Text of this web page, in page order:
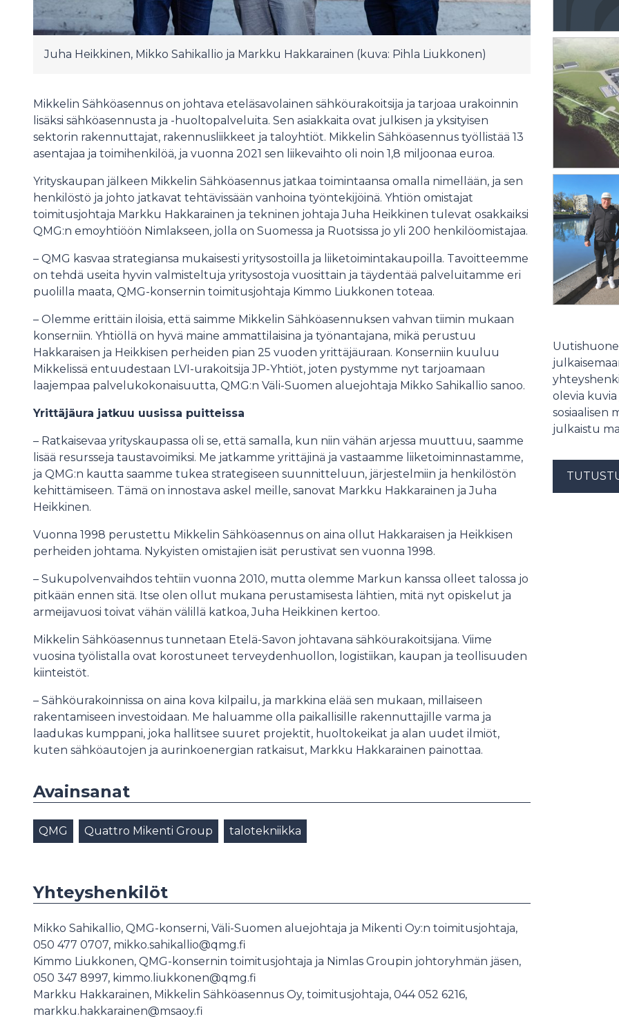
Juha Heikkinen, Mikko Sahikallio ja Markku Hakkarainen (kuva: Pihla Liukkonen)
Mikkelin Sähköasennus on johtava eteläsavolainen sähköurakoitsija ja tarjoaa urakoinnin
lisäksi sähköasennusta ja -huoltopalveluita. Sen asiakkaita ovat julkisen ja yksityisen
sektorin rakennuttajat, rakennusliikkeet ja taloyhtiöt. Mikkelin Sähköasennus työllistää 13
asentajaa ja toimihenkilöä, ja vuonna 2021 sen liikevaihto oli noin 1,8 miljoonaa euroa.
Yrityskaupan jälkeen Mikkelin Sähköasennus jatkaa toimintaansa omalla nimellään, ja sen
henkilöstö ja johto jatkavat tehtävissään vanhoina työntekijöinä. Yhtiön omistajat
toimitusjohtaja Markku Hakkarainen ja tekninen johtaja Juha Heikkinen tulevat osakkaiksi
QMG:n emoyhtiöön Nimlakseen, jolla on Suomessa ja Ruotsissa jo yli 200 henkilöomistajaa.
– QMG kasvaa strategiansa mukaisesti yritysostoilla ja liiketoimintakaupoilla. Tavoitteemme
on tehdä useita hyvin valmisteltuja yritysostoja vuosittain ja täydentää palveluitamme eri
puolilla maata, QMG-konsernin toimitusjohtaja Kimmo Liukkonen toteaa.
– Olemme erittäin iloisia, että saimme Mikkelin Sähköasennuksen vahvan tiimin mukaan
konserniin. Yhtiöllä on hyvä maine ammattilaisina ja työnantajana, mikä perustuu
Hakkaraisen ja Heikkisen perheiden pian 25 vuoden yrittäjäuraan. Konserniin kuuluu
Mikkelissä entuudestaan LVI-urakoitsija JP-Yhtiöt, joten pystymme nyt tarjoamaan
laajempaa palvelukokonaisuutta, QMG:n Väli-Suomen aluejohtaja Mikko Sahikallio sanoo.
Yrittäjäura jatkuu uusissa puitteissa
– Ratkaisevaa yrityskaupassa oli se, että samalla, kun niin vähän arjessa muuttuu, saamme
lisää resursseja taustavoimiksi. Me jatkamme yrittäjinä ja vastaamme liiketoiminnastamme,
ja QMG:n kautta saamme tukea strategiseen suunnitteluun, järjestelmiin ja henkilöstön
kehittämiseen. Tämä on innostava askel meille, sanovat Markku Hakkarainen ja Juha
Heikkinen.
Vuonna 1998 perustettu Mikkelin Sähköasennus on aina ollut Hakkaraisen ja Heikkisen
perheiden johtama. Nykyisten omistajien isät perustivat sen vuonna 1998.
– Sukupolvenvaihdos tehtiin vuonna 2010, mutta olemme Markun kanssa olleet talossa jo
pitkään ennen sitä. Itse olen ollut mukana perustamisesta lähtien, mitä nyt opiskelut ja
armeijavuosi toivat vähän välillä katkoa, Juha Heikkinen kertoo.
Mikkelin Sähköasennus tunnetaan Etelä-Savon johtavana sähköurakoitsijana. Viime
vuosina työlistalla ovat korostuneet terveydenhuollon, logistiikan, kaupan ja teollisuuden
kiinteistöt.
– Sähköurakoinnissa on aina kova kilpailu, ja markkina elää sen mukaan, millaiseen
rakentamiseen investoidaan. Me haluamme olla paikallisille rakennuttajille varma ja
laadukas kumppani, joka hallitsee suuret projektit, huoltokeikat ja alan uudet ilmiöt,
kuten sähköautojen ja aurinkoenergian ratkaisut, Markku Hakkarainen painottaa.
Avainsanat
QMG Quattro Mikenti Group talotekniikka
Yhteyshenkilöt
Mikko Sahikallio, QMG-konserni, Väli-Suomen aluejohtaja ja Mikenti Oy:n toimitusjohtaja,
050 477 0707, mikko.sahikallio@qmg.fi
Kimmo Liukkonen, QMG-konsernin toimitusjohtaja ja Nimlas Groupin johtoryhmän jäsen,
050 347 8997, kimmo.liukkonen@qmg.fi
Markku Hakkarainen, Mikkelin Sähköasennus Oy, toimitusjohtaja, 044 052 6216,
markku.hakkarainen@msaoy.fi
olevia
sosiaalisen
julkaistu